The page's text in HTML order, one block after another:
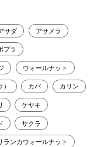
サダ アサメラ
プラ
ウォールナット
カバ カリン
ケヤキ
サクラ
ランカウォールナット